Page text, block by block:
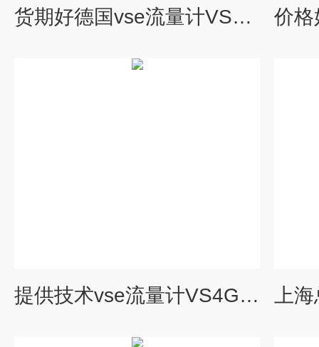
货期好德国vse流量计VS4GP012V-32N11
提供技术vse流量计VS4GPO12V32N11/6/10